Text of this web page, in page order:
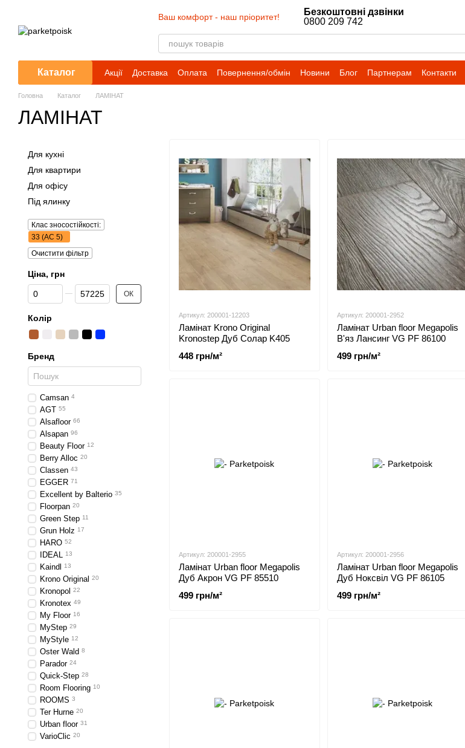
Ваш комфорт - наш пріоритет!
Безкоштовні дзвінки
0800 209 742
Каталог Акції Доставка Оплата Повернення/обмін Новини Блог Партнерам Контакти
Головна Каталог ЛАМІНАТ
ЛАМІНАТ
Артикул: 200001-12203
Ламінат Krono Original
Kronostep Дуб Солар K405
448 грн/м²
Артикул: 200001-2952
Ламінат Urban floor Megapolis
В'яз Лансинг VG PF 86100
499 грн/м²
Артикул: 200001-2955
Ламінат Urban floor Megapolis
Дуб Акрон VG PF 85510
499 грн/м²
Артикул: 200001-2956
Ламінат Urban floor Megapolis
Дуб Ноксвіл VG PF 86105
499 грн/м²
Для кухні
Для квартири
Для офісу
Під ялинку
Клас зносостійкості:
33 (АС 5)
Очистити фільтр
Ціна, грн
Від Ціна, грн
До Ціна, грн ОК
Колір
Бренд
Сamsan 4
AGT 55
Alsafloor 66
Alsapan 96
Beauty Floor 12
Berry Alloc 20
Classen 43
EGGER 71
Excellent by Balterio 35
Floorpan 20
Green Step 11
Grun Holz 17
HARO 52
IDEAL 13
Kaindl 13
Krono Original 20
Kronopol 22
Kronotex 49
My Floor 16
MyStep 29
MyStyle 12
Oster Wald 8
Parador 24
Quick-Step 28
Room Flooring 10
ROOMS 3
Ter Hurne 20
Urban floor 31
VarioClic 20